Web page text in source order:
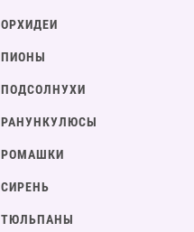
ОРХИДЕИ
ПИОНЫ
ПОДСОЛНУХИ
РАНУНКУЛЮСЫ
РОМАШКИ
СИРЕНЬ
ТЮЛЬПАНЫ